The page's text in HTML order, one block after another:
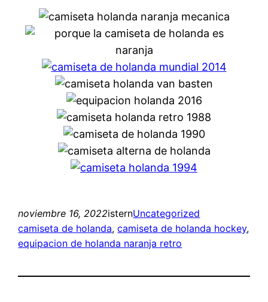
noviembre 16, 2022isternUncategorized
camiseta de holanda, camiseta de holanda hockey
equipacion de holanda naranja retro